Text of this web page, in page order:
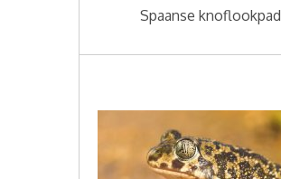
Spaanse knoflookpad